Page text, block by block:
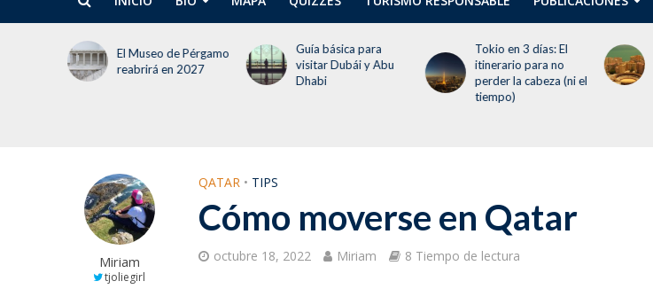
Guía básica para
visitar Dubái y Abu
Tokio en 3 días: El
itinerario para no
perder la cabeza (ni el
Guía de Málaga: Qué
ver y hacer en tu
visita
Miriam
tjoliegirl
QATAR • TIPS
Cómo moverse en Qatar
octubre 18, 2022 Miriam 8 Tiempo de lectura